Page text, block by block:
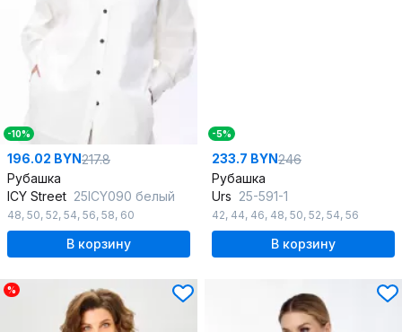
-10%
196.02 BYN217.8
Рубашка
ICY Street 25ICY090 белый
48, 50, 52, 54, 56, 58, 60
В корзину
-5%
233.7 BYN246
Рубашка
Urs 25-591-1
42, 44, 46, 48, 50, 52, 54, 56
В корзину
%